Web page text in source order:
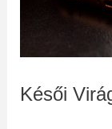
Késői